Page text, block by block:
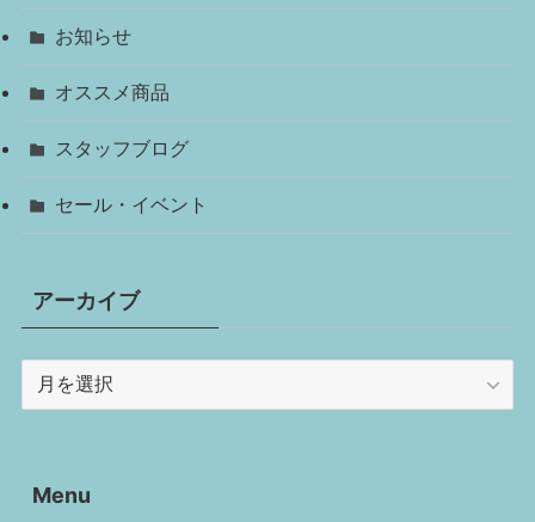
お知らせ
オススメ商品
スタッフブログ
セール・イベント
アーカイブ
ー
ブMenu